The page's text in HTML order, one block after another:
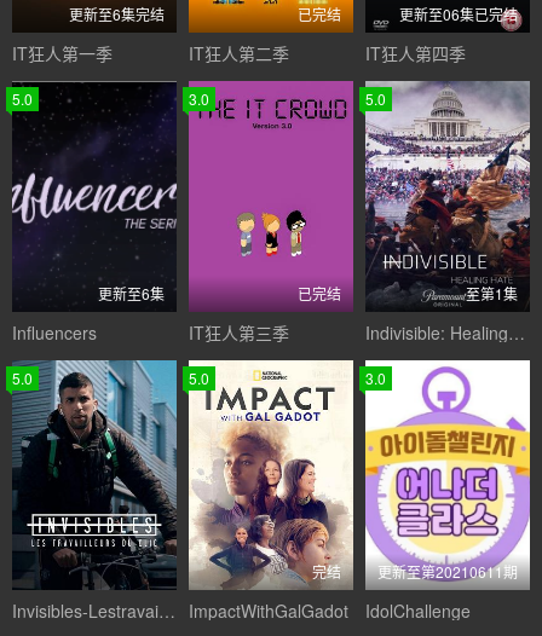
更新至6集完结
IT狂人第一季
已完结
IT狂人第二季
更新至06集已完结
IT狂人第四季
5.0
更新至6集
Influencers
3.0
已完结
IT狂人第三季
5.0
至第1集
Indivisible: Healing Hate
5.0
Invisibles-Lestravailleursduclic
5.0
完结
ImpactWithGalGadot
3.0
更新至第20210611期
IdolChallenge